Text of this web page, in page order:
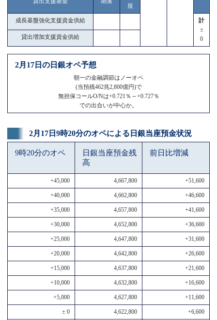
規
成長基盤強化支援資金供給
計
±
0
貸出増加支援資金供給
2月17日の日銀オペ予想
朝一の金融調節はノーオペ
(当預残462兆2,800億円)で
無担保コールO/Nは+0.721％～+0.727％
での出合いが中心か。
2月17日9時20分のオペによる日銀当座預金状況
9時20分のオペ
日銀当座預金残
高
前日比増減
+45,000 4,667,800 +51,600
+40,000 4,662,800 +46,600
+35,000 4,657,800 +41,600
+30,000 4,652,800 +36,600
+25,000 4,647,800 +31,600
+20,000 4,642,800 +26,600
+15,000 4,637,800 +21,600
+10,000 4,632,800 +16,600
+5,000 4,627,800 +11,600
± 0 4,622,800 +6,600